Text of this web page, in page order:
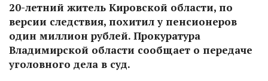
20-летний житель Кировской области, по
версии следствия, похитил у пенсионеров
один миллион рублей. Прокуратура
Владимирской области сообщает о передаче
уголовного дела в суд.